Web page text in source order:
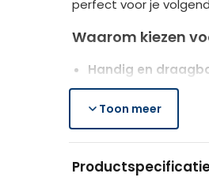
perfect voor je
Waarom kiezen
Handig en
Robuust design:
Weerbestendige
Specificaties
Materiaal:Staal,
Toon meer